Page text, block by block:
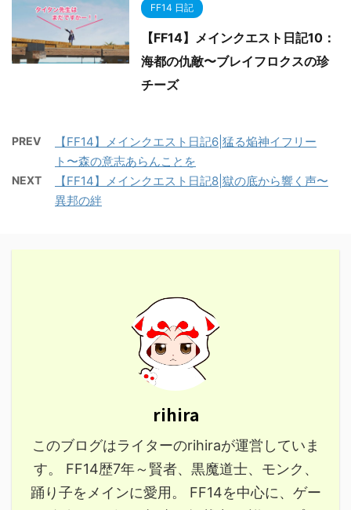
FF14 日記
【FF14】メインクエスト日記10：
海都の仇敵〜ブレイフロクスの珍
チーズ
PREV
【FF14】メインクエスト日記6|猛る焔神イフリー
ト〜森の意志あらんことを
NEXT
【FF14】メインクエスト日記8|獄の底から響く声〜
異邦の絆
rihira
このブログはライターのrihiraが運営していま
す。 FF14歴7年～賢者、黒魔道士、モンク、
踊り子をメインに愛用。 FF14を中心に、ゲー